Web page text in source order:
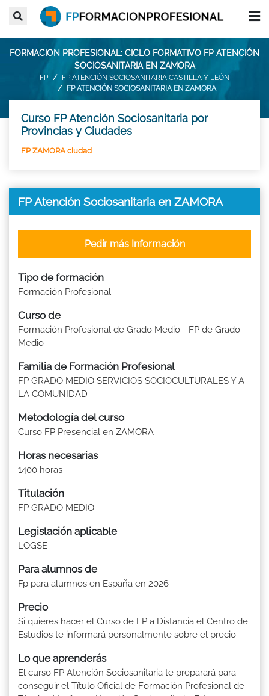
FORMACION PROFESIONAL: CICLO FORMATIVO FP ATENCIÓN
SOCIOSANITARIA EN ZAMORA
FP
FP ATENCIÓN SOCIOSANITARIA CASTILLA Y LEÓN
FP ATENCIÓN SOCIOSANITARIA EN ZAMORA
Curso FP Atención Sociosanitaria por
Provincias y Ciudades
FP ZAMORA ciudad
FP Atención Sociosanitaria en ZAMORA
Tipo de formación
Formación Profesional
Curso de
Formación Profesional de Grado Medio - FP de Grado
Medio
Familia de Formación Profesional
FP GRADO MEDIO SERVICIOS SOCIOCULTURALES Y A
LA COMUNIDAD
Metodología del curso
Curso FP Presencial en ZAMORA
Horas necesarias
1400 horas
Titulación
FP GRADO MEDIO
Legislación aplicable
LOGSE
Para alumnos de
Fp para alumnos en España en 2026
Precio
Si quieres hacer el Curso de FP a Distancia el Centro de
Estudios te informará personalmente sobre el precio
Pedir más Información
Lo que aprenderás
El curso FP Atención Sociosanitaria te preparará para
conseguir el Título Oficial de Formación Profesional de